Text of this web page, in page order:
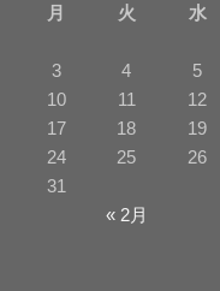
月
火 水
« 2月
3
4 5
10
11 12
17
18 19
24
25 26
31